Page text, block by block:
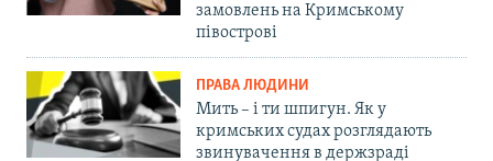
замовлень на Кримському
півострові
ПРАВА ЛЮДИНИ
Мить – і ти шпигун. Як у
кримських судах розглядають
звинувачення в держзраді